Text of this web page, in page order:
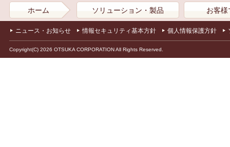
ホーム ソリューション・製品 お客様
ニュース・お知らせ 情報セキュリティ基本方針 個人情報保護方針
Copyright(C) 2026 OTSUKA CORPORATION All Rights Reserved.